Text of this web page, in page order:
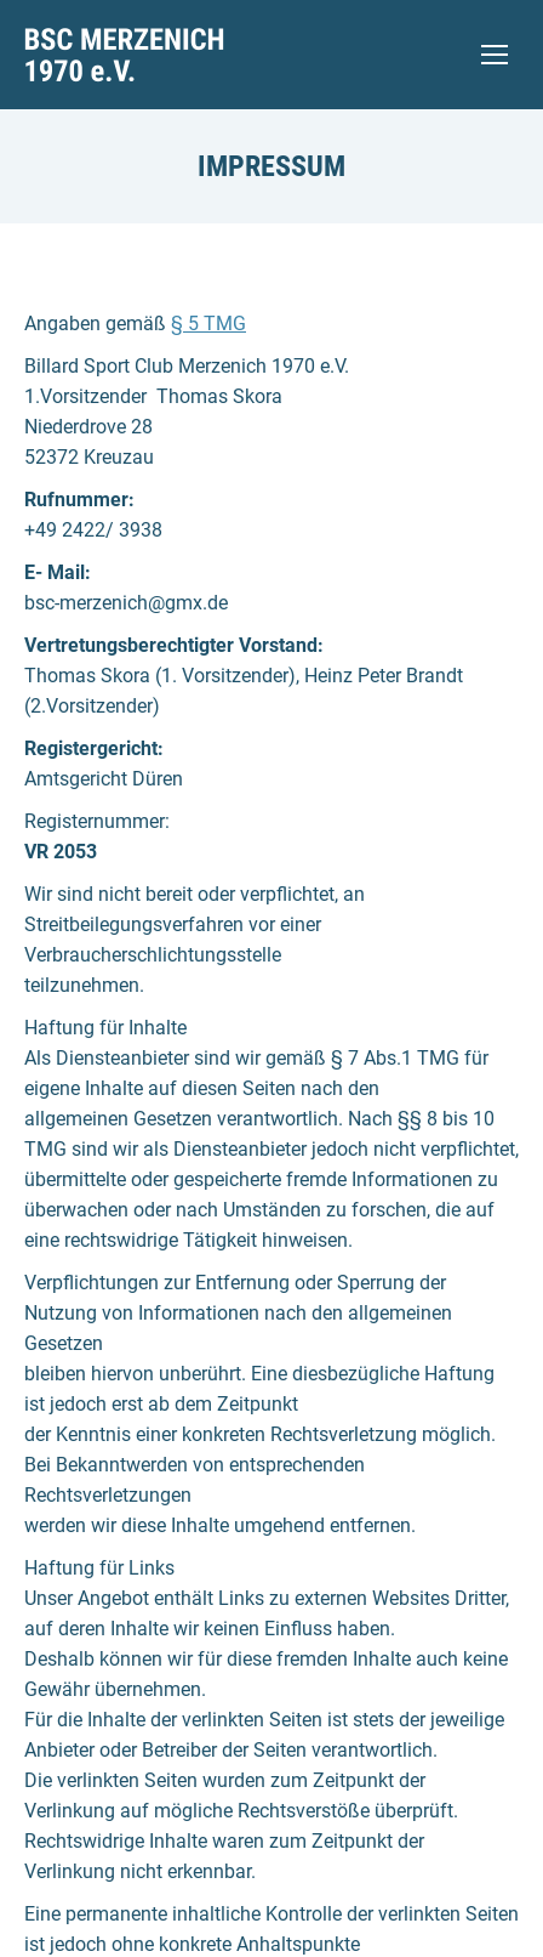
IMPRESSUM
Angaben gemäß § 5 TMG
Billard Sport Club Merzenich 1970 e.V.
1.Vorsitzender Thomas Skora
Niederdrove 28
52372 Kreuzau
Rufnummer:
+49 2422/ 3938
E- Mail:
bsc-merzenich@gmx.de
Vertretungsberechtigter Vorstand:
Thomas Skora (1. Vorsitzender), Heinz Peter Brandt
(2.Vorsitzender)
Registergericht:
Amtsgericht Düren
Registernummer:
VR 2053
Wir sind nicht bereit oder verpflichtet, an
Streitbeilegungsverfahren vor einer
Verbraucherschlichtungsstelle
teilzunehmen.
Haftung für Inhalte
Als Diensteanbieter sind wir gemäß § 7 Abs.1 TMG für
eigene Inhalte auf diesen Seiten nach den
allgemeinen Gesetzen verantwortlich. Nach §§ 8 bis 10
TMG sind wir als Diensteanbieter jedoch nicht verpflichtet,
übermittelte oder gespeicherte fremde Informationen zu
überwachen oder nach Umständen zu forschen, die auf
eine rechtswidrige Tätigkeit hinweisen.
Verpflichtungen zur Entfernung oder Sperrung der
Nutzung von Informationen nach den allgemeinen
Gesetzen
bleiben hiervon unberührt. Eine diesbezügliche Haftung
ist jedoch erst ab dem Zeitpunkt
der Kenntnis einer konkreten Rechtsverletzung möglich.
Bei Bekanntwerden von entsprechenden
Rechtsverletzungen
werden wir diese Inhalte umgehend entfernen.
Haftung für Links
Unser Angebot enthält Links zu externen Websites Dritter,
auf deren Inhalte wir keinen Einfluss haben.
Deshalb können wir für diese fremden Inhalte auch keine
Gewähr übernehmen.
Für die Inhalte der verlinkten Seiten ist stets der jeweilige
Anbieter oder Betreiber der Seiten verantwortlich.
Die verlinkten Seiten wurden zum Zeitpunkt der
Verlinkung auf mögliche Rechtsverstöße überprüft.
Rechtswidrige Inhalte waren zum Zeitpunkt der
Verlinkung nicht erkennbar.
Eine permanente inhaltliche Kontrolle der verlinkten Seiten
ist jedoch ohne konkrete Anhaltspunkte